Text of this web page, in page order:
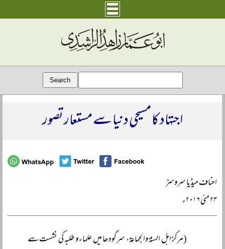
اجتہاد کا مسیحی دنیا سے مستعار تصور
احناف میڈیا سروسز
۲۴ مئی ۲۰۱۶ء
(مرکز اہل السنۃ والجماعۃ، سرگودھا میں علماء و طلبہ کی نشست سے